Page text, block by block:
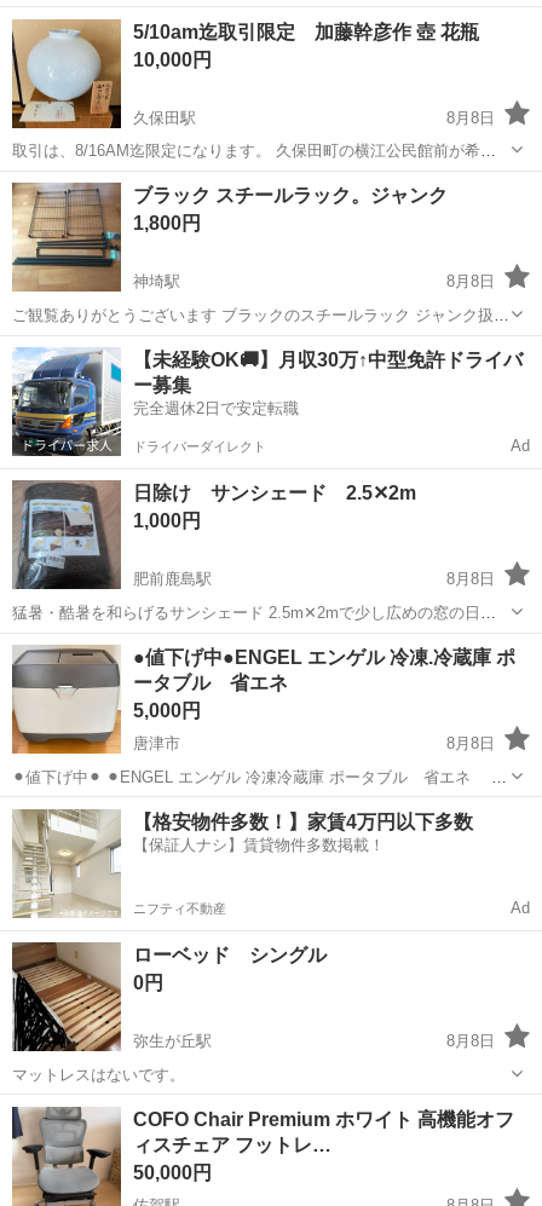
中★ワンルーム寮完備！赴任旅費会社負担！マイカー通勤OK！無料駐
車場あり！正社員登用あり！《熊本県菊池郡大津町》 人気の工場のお
仕事 ◇半導体製造装置の組立...
熊本 その他
5/10am迄取引限定 加藤幹彦作 壺 花瓶
10,000円
久保田駅
8月8日
取引は、8/16AM迄限定になります。 久保田町の横江公民館前が希望
です。 場所により相談。 かなり昔に10万位で購入。 箱に入れたまま
になってました。 木箱に入ってますが、蓋が紛失してます。 玄関や床
間に如何でしょうか。...
佐賀 佐賀市 久保田駅 インテリア雑貨/小物
ブラック スチールラック。ジャンク
1,800円
神埼駅
8月8日
ご観覧ありがとうございます ブラックのスチールラック ジャンク扱
い。 部品取りにいかがですか。 幅45、長さ60おおよその目安です。
足らない 部品があると思います。現状 渡しになります。 お気持ち程
度の値引き交渉 いた...
佐賀 神埼市 神埼駅 収納家具
【未経験OK🚚】月収30万↑中型免許ドライバ
ー募集
完全週休2日で安定転職
ドライバーダイレクト Ad
日除け サンシェード 2.5✕2m
1,000円
肥前鹿島駅
8月8日
猛暑・酷暑を和らげるサンシェード 2.5m✕2mで少し広めの窓の日除
けに最適です。あまりないサイズかなと思います。 １シーズン使用し
ましたが、有るのと無いのとではかなり室内体感温度が違います。 こ
の度引っ越して使用しなくなっ...
佐賀 鹿島市 肥前鹿島駅 カーテン、ブラインド
●値下げ中●ENGEL エンゲル 冷凍.冷蔵庫 ポ
ータブル 省エネ
5,000円
唐津市
8月8日
⚫︎値下げ中⚫︎ ⚫︎ENGEL エンゲル 冷凍冷蔵庫 ポータブル 省エネ ⚫︎
型式 MD14F-D ⚫︎もう1つありましたので同じ型の物を出品致しま
す。 ⚫︎これからの季節、ドライブ車内で飲料が冷...
佐賀 唐津市 家具
【格安物件多数！】家賃4万円以下多数
【保証人ナシ】賃貸物件多数掲載！
ニフティ不動産 Ad
ローベッド シングル
0円
弥生が丘駅
8月8日
マットレスはないです。
佐賀 鳥栖市
COFO Chair Premium ホワイト 高機能オフ
ィスチェア フットレ…
50,000円